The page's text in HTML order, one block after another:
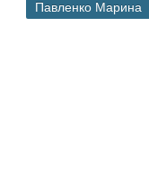
Павленко Марина